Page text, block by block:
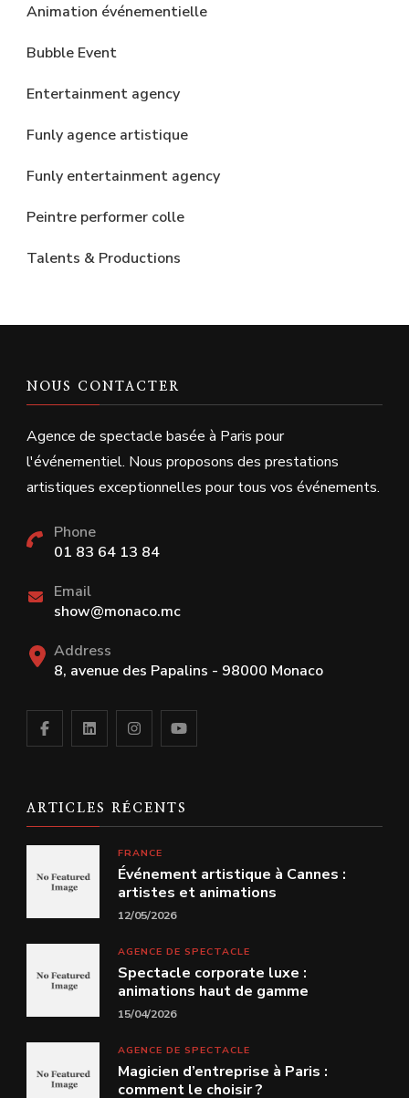
Animation événementielle
Bubble Event
Entertainment agency
Funly agence artistique
Funly entertainment agency
Peintre performer colle
Talents & Productions
NOUS CONTACTER
Agence de spectacle basée à Paris pour
l'événementiel. Nous proposons des prestations
artistiques exceptionnelles pour tous vos événements.
Phone
01 83 64 13 84
Email
show@monaco.mc
Address
8, avenue des Papalins - 98000 Monaco
ARTICLES RÉCENTS
FRANCE
Événement artistique à Cannes :
artistes et animations
12/05/2026
AGENCE DE SPECTACLE
Spectacle corporate luxe :
animations haut de gamme
15/04/2026
AGENCE DE SPECTACLE
Magicien d’entreprise à Paris :
comment le choisir ?